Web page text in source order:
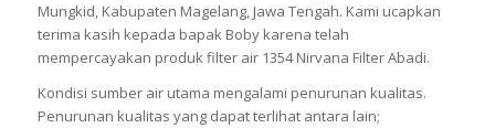
Mungkid, Kabupaten Magelang, Jawa Tengah. Kami ucapkan
terima kasih kepada bapak Boby karena telah
mempercayakan produk filter air 1354 Nirvana Filter Abadi.
Kondisi sumber air utama mengalami penurunan kualitas.
Penurunan kualitas yang dapat terlihat antara lain;